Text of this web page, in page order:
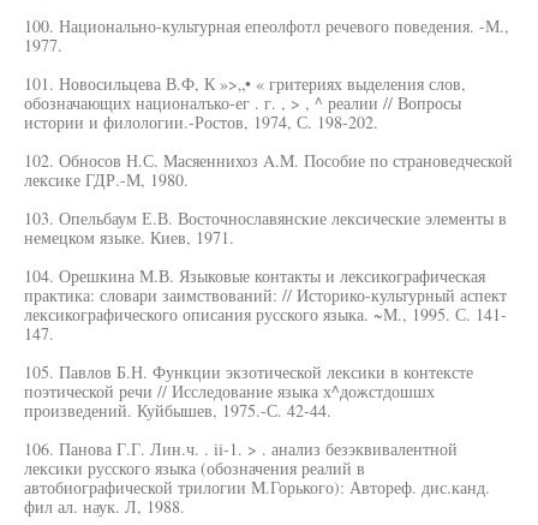
100. Национально-культурная епеолфотл речевого поведения. -М.,
1977.
101. Новосильцева В.Ф, К »>„• « гритериях выделения слов,
обозначающих националъко-ег . г. , > , ^ реалии // Вопросы
истории и филологии.-Ростов, 1974, С. 198-202.
102. Обносов Н.С. Масяеннихоз A.M. Пособие по страноведческой
лексике ГДР.-М, 1980.
103. Опельбаум Е.В. Восточнославянские лексические элементы в
немецком языке. Киев, 1971.
104. Орешкина М.В. Языковые контакты и лексикографическая
практика: словари заимствований: // Историко-культурный аспект
лексикографического описания русского языка. ~М., 1995. С. 141-
147.
105. Павлов Б.Н. Функции экзотической лексики в контексте
поэтической речи // Исследование языка х^дожстдошшх
произведений. Куйбышев, 1975.-С. 42-44.
106. Панова Г.Г. Лин.ч. . ii-1. > . анализ безэквивалентной
лексики русского языка (обозначения реалий в
автобиографической трилогии М.Горького): Автореф. дис.канд.
фил ал. наук. Л, 1988.